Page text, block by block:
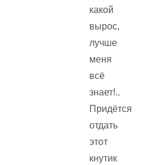
какой
вырос,
лучше
меня
всё
знает!..
Придётся
отдать
этот
кнутик